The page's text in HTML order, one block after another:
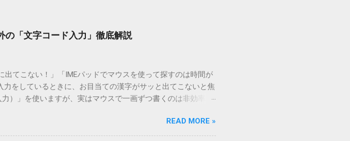
の「文字コード入力」徹底解説
出てこない！」「IMEパッドでマウスを使って探すのは時間が
をしているときに、お目当ての漢字がサッと出てこないと焦
）」を使いますが、実はマウスで一画ずつ書くのは非効率で
出す「文字コード入力」のテクニックを詳しく解説します。
める必要はありません。 1. なぜ「変換」しても旧字・外字
READ MORE »